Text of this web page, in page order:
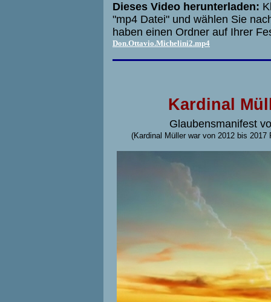
Dieses Video herunterladen:
"mp4 Datei" und wählen Sie
haben einen Ordner auf Ihrer
Don.Ottavio.Michelini2.mp4
Kardinal
Glaubensmanifest
(Kardinal Müller war von 2012 bis